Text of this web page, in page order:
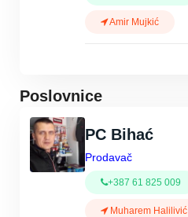
Amir Mujkić
Poslovnice
PC Bihać
Prodavač
+387 61 825 009
Muharem Halilivić